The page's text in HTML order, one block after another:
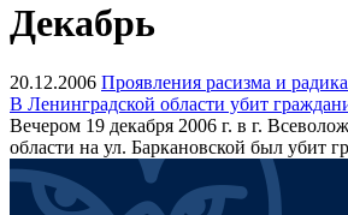
Декабрь
20.12.2006 Проявления расизма и
В Ленинградской области убит
Вечером 19 декабря 2006 г. в г.
области на ул. Баркановской был убит